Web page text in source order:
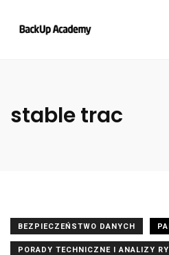
stable trac
BEZPIECZEŃSTWO DANYCH
PORADY TECHNICZNE I ANALIZY